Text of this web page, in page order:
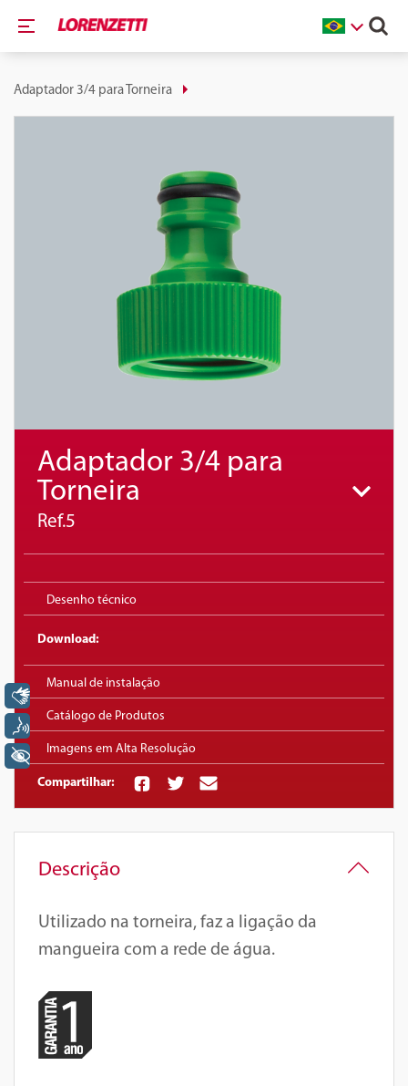
Adaptador 3/4 para Torneira
Adaptador 3/4 para
Torneira
Ref.5
Desenho técnico
Download:
Manual de instalação
Catálogo de Produtos
Imagens em Alta Resolução
Compartilhar:
Descrição
Utilizado na torneira, faz a ligação da
mangueira com a rede de água.
Libras
+ Acessibilidade